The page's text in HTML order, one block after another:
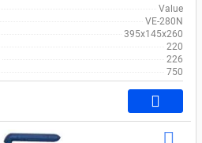
Value
VE-280N
395х145х260
220
226
750